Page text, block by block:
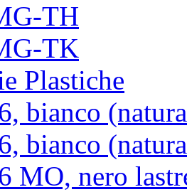
TH
TK
Plastiche
bianco
bianco
MO, nero